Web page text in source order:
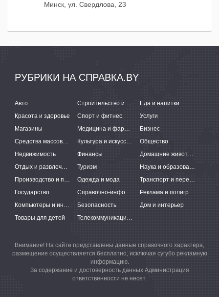
Минск, ул. Свердлова, 23
РУБРИКИ НА СПРАВКА.BY
Авто Строительство и ремонт
Еда и напитки
Красота и здоровье
Спорт и фитнес
Услуги
Магазины
Медицина и фармацевтика
Бизнес
Средства массовой информации
Культура и искусство
Общество
Недвижимость
Финансы
Домашние животные
Отдых и развлечения
Туризм
Наука и образование
Производство и поставки
Одежда и мода
Транспорт и перевозки
Государство
Справочно-информационные системы
Реклама и полиграфия
Компьютеры и интернет
Безопасность
Дом и интерьер
Товары для детей
Телекоммуникации и связь
Внимание! На сайте представлены данные справочного характера,
размещение осуществляется бесплатно, исключая сугубо рекламную
информацию.
За содержание и достоверность данных Администрация
ответственности не несет.